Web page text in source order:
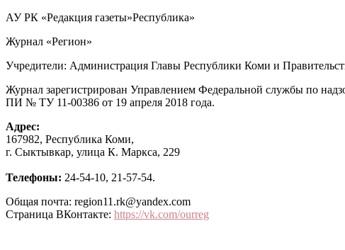
АУ РК «Редакция газеты»Республика»
Журнал «Регион»
Учредители: Администрация Главы Республики Коми и
Журнал зарегистрирован Управлением Федеральной службы по
ПИ № ТУ 11-00386 от 19 апреля 2018 года.
Адрес:
167982, Республика Коми,
г. Сыктывкар, улица К. Маркса, 229
Телефоны: 24-54-10, 21-57-54.
Общая почта: region11.rk@yandex.com
Страница ВКонтакте: https://vk.com/ourreg